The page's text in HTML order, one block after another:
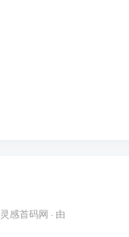
感首码网 · 由